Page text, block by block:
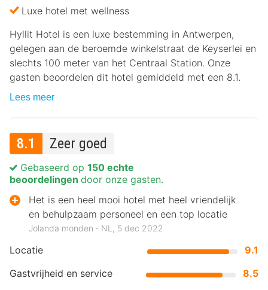
Luxe hotel met wellness
Hyllit Hotel is een luxe bestemming in Antwerpen,
gelegen aan de beroemde winkelstraat de Keyserlei en
slechts 100 meter van het Centraal Station. Onze
gasten beoordelen dit hotel gemiddeld met een 8.1.
Lees meer
8.1 Zeer goed
Locatie
9.1
Gastvrijheid en service
8.5
Gebaseerd op 150 echte
beoordelingen door onze gasten.
Het is een heel mooi hotel met heel vriendelijk
en behulpzaam personeel en een top locatie
Jolanda monden ‐ NL, 5 dec 2022